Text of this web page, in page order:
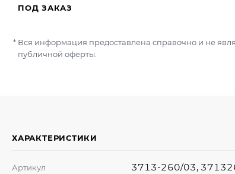
ПОД ЗАКАЗ
Вся информация предоставлена справочно и не
публичной оферты.
ХАРАКТЕРИСТИКИ
Артикул 3713-260/03,